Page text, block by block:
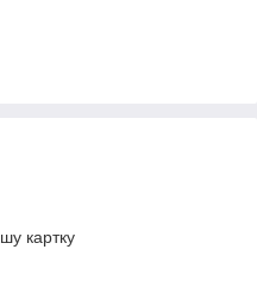
картку